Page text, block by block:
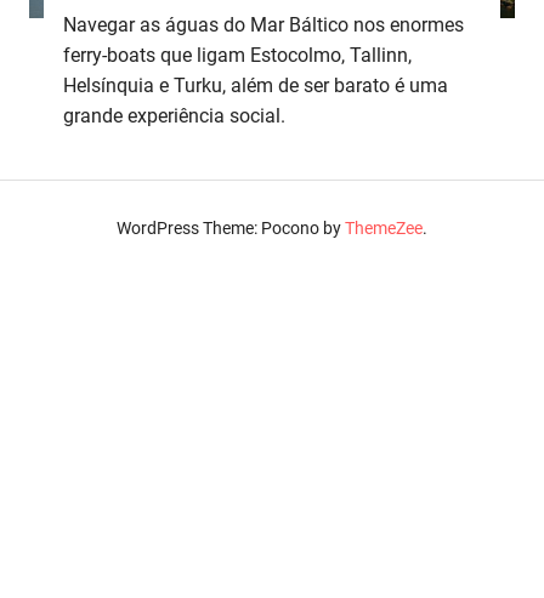
Navegar as águas do Mar Báltico nos enormes
ferry-boats que ligam Estocolmo, Tallinn,
Helsínquia e Turku, além de ser barato é uma
grande experiência social.
WordPress Theme: Pocono byThemeZee.